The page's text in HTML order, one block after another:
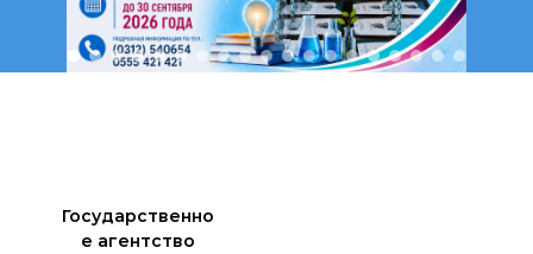
Государственно
е агентство